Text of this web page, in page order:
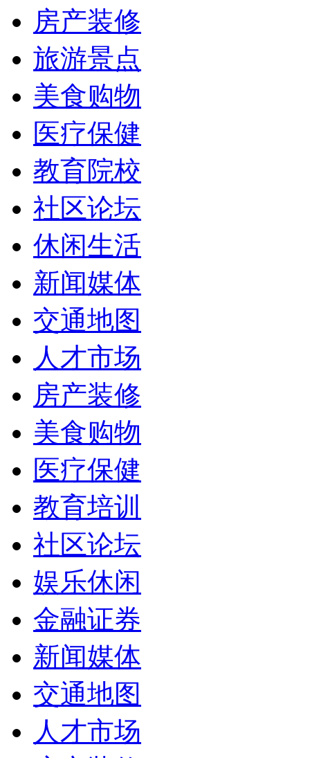
房产装修
旅游景点
美食购物
医疗保健
教育院校
社区论坛
休闲生活
新闻媒体
交通地图
人才市场
房产装修
美食购物
医疗保健
教育培训
社区论坛
娱乐休闲
金融证券
新闻媒体
交通地图
人才市场